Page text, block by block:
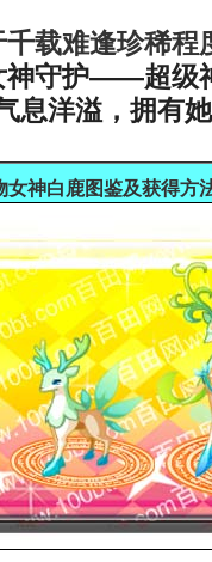
千载难逢珍稀程
神守护——超级
息洋溢，拥有
女神白鹿图鉴及获得方